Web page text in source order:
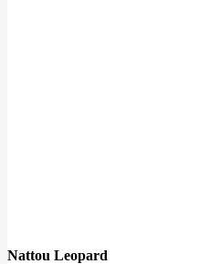
Nattou Leopard